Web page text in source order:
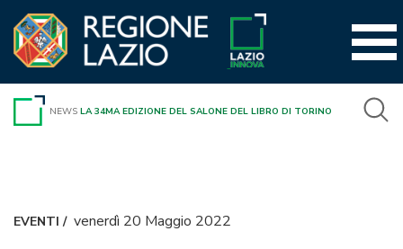
contenuto
NEWS LA 34MA EDIZIONE DEL SALONE DEL LIBRO DI TORINO
EVENTI / venerdì 20 Maggio 2022